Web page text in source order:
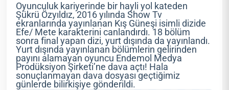
Oyunculuk kariyerinde bir hayli yol kateden
Şükrü Özyıldız, 2016 yılında Show Tv
ekranlarında yayınlanan Kış Güneşi isimli dizide
Efe/ Mete karakterini canlandırdı. 18 bölüm
sonra final yapan dizi, yurt dışında da yayınlandı.
Yurt dışında yayınlanan bölümlerin gelirinden
payını alamayan oyuncu Endemol Medya
Prodüksiyon Şirketi’ne dava açtı! Hala
sonuçlanmayan dava dosyası geçtiğimiz
günlerde bilirkişiye gönderildi.